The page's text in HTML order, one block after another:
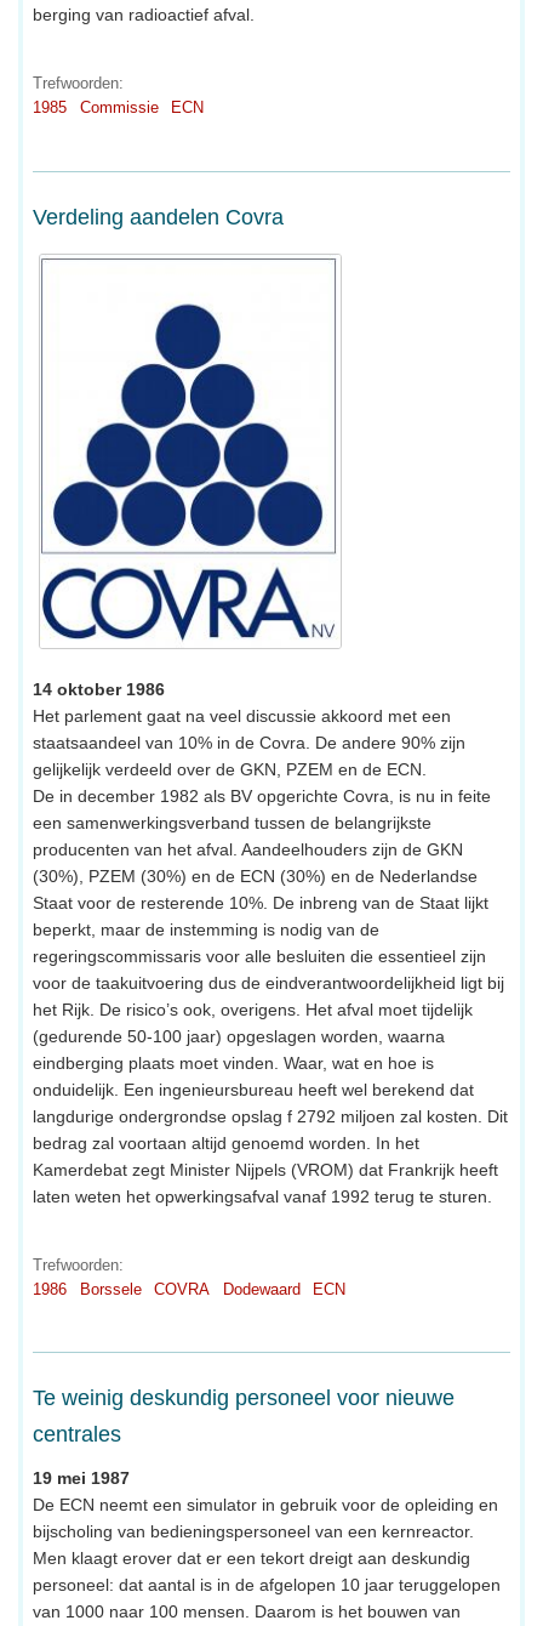
berging van radioactief afval.
Trefwoorden:
1985
Commissie ECN
Verdeling aandelen Covra
14 oktober 1986
Het parlement gaat na veel discussie akkoord met een
staatsaandeel van 10% in de Covra. De andere 90% zijn
gelijkelijk verdeeld over de GKN, PZEM en de ECN.
De in december 1982 als BV opgerichte Covra, is nu in feite
een samenwerkingsverband tussen de belangrijkste
producenten van het afval. Aandeelhouders zijn de GKN
(30%), PZEM (30%) en de ECN (30%) en de Nederlandse
Staat voor de resterende 10%. De inbreng van de Staat lijkt
beperkt, maar de instemming is nodig van de
regeringscommissaris voor alle besluiten die essentieel zijn
voor de taakuitvoering dus de eindverantwoordelijkheid ligt bij
het Rijk. De risico’s ook, overigens. Het afval moet tijdelijk
(gedurende 50-100 jaar) opgeslagen worden, waarna
eindberging plaats moet vinden. Waar, wat en hoe is
onduidelijk. Een ingenieursbureau heeft wel berekend dat
langdurige ondergrondse opslag f 2792 miljoen zal kosten. Dit
bedrag zal voortaan altijd genoemd worden. In het
Kamerdebat zegt Minister Nijpels (VROM) dat Frankrijk heeft
laten weten het opwerkingsafval vanaf 1992 terug te sturen.
Trefwoorden:
1986
Borssele COVRA Dodewaard ECN
Te weinig deskundig personeel voor nieuwe
centrales
19 mei 1987
De ECN neemt een simulator in gebruik voor de opleiding en
bijscholing van bedieningspersoneel van een kernreactor.
Men klaagt erover dat er een tekort dreigt aan deskundig
personeel: dat aantal is in de afgelopen 10 jaar teruggelopen
van 1000 naar 100 mensen. Daarom is het bouwen van